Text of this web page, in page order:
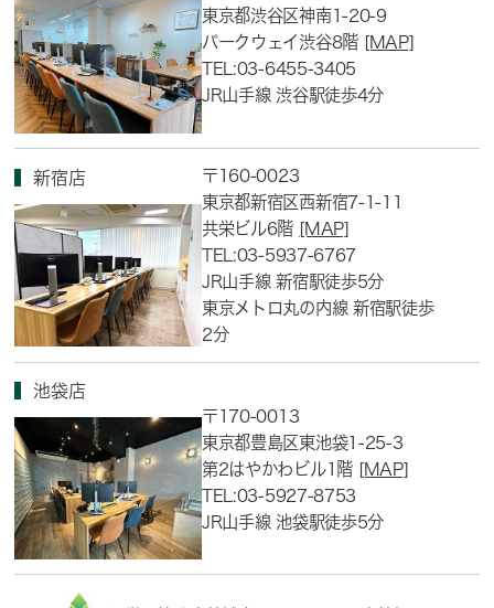
東京都渋谷区神南1-20-9
パークウェイ渋谷8階 [MAP]
TEL:03-6455-3405
JR山手線 渋谷駅徒歩4分
新宿店
〒160-0023
東京都新宿区西新宿7-1-11
共栄ビル6階 [MAP]
TEL:03-5937-6767
JR山手線 新宿駅徒歩5分
東京メトロ丸の内線 新宿駅徒歩
2分
池袋店
〒170-0013
東京都豊島区東池袋1-25-3
第2はやかわビル1階 [MAP]
TEL:03-5927-8753
JR山手線 池袋駅徒歩5分